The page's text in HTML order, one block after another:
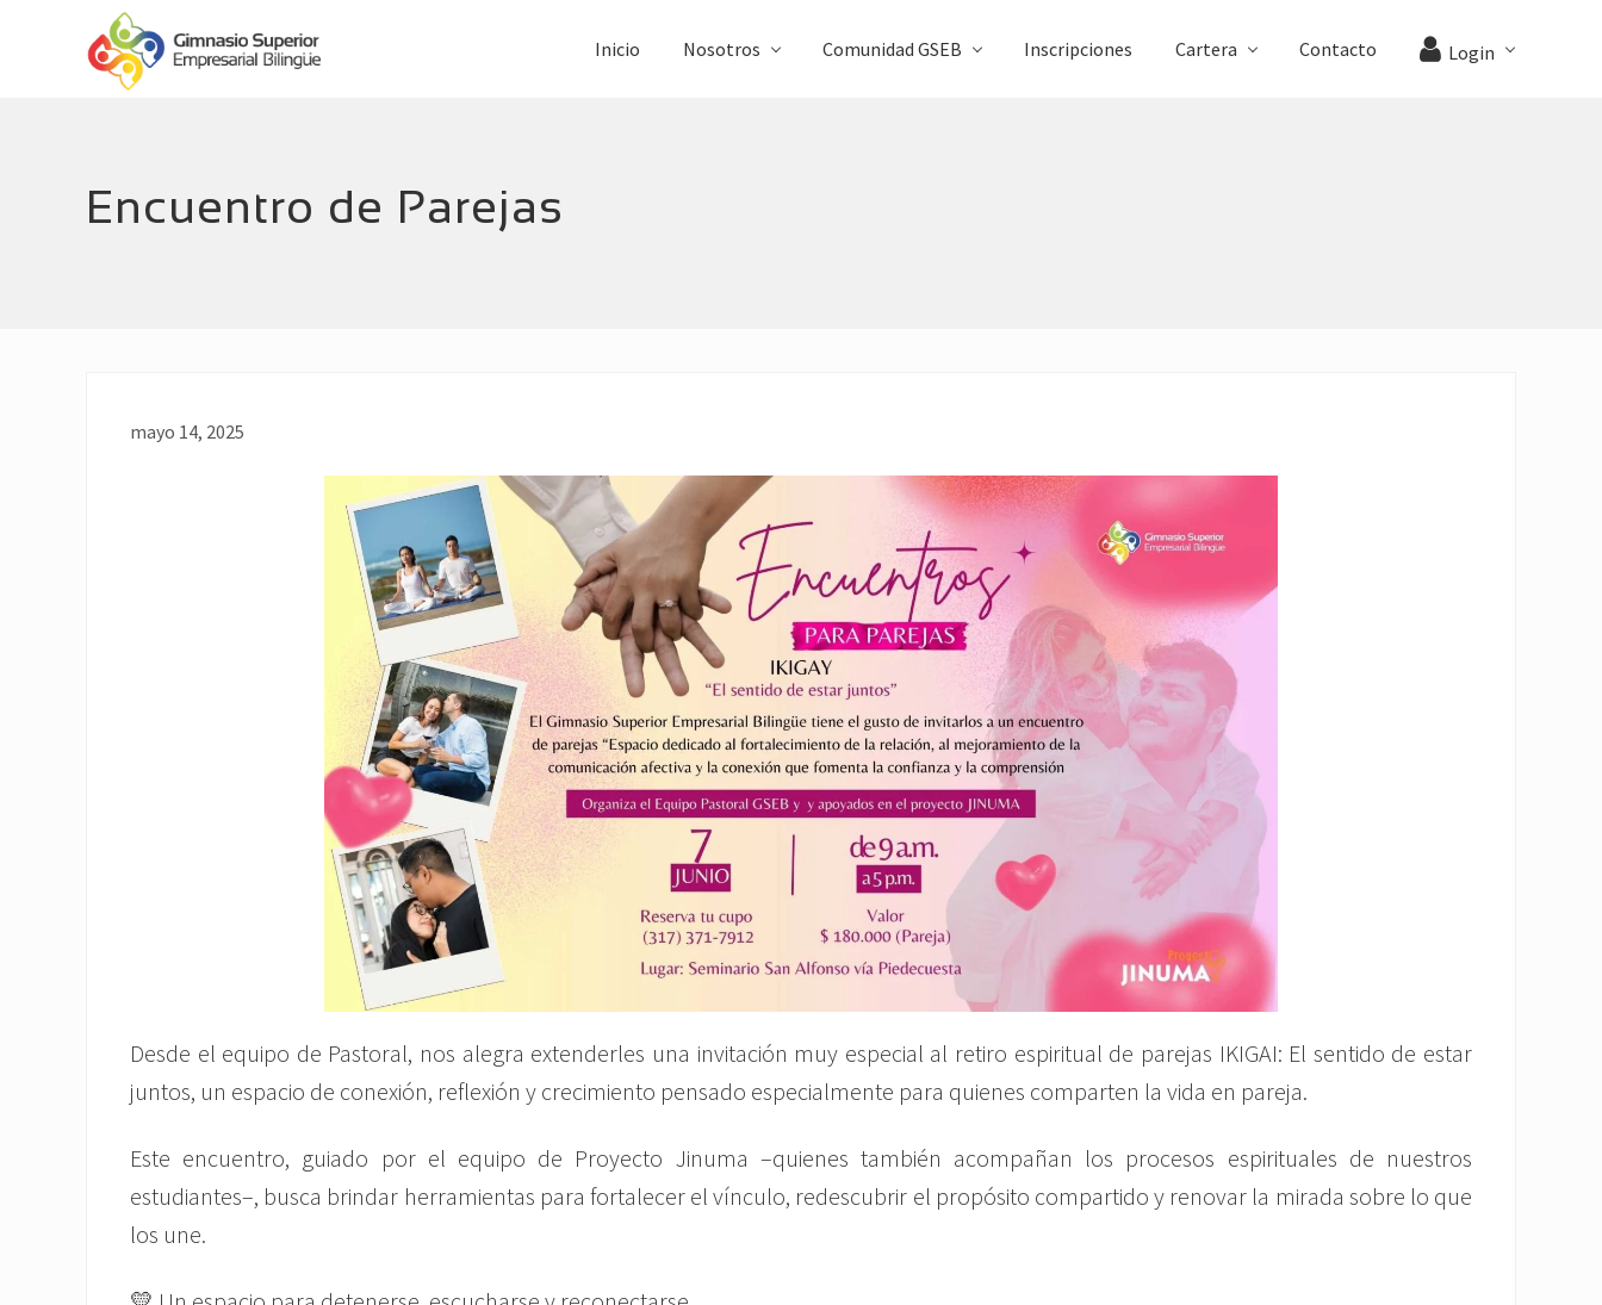
Inicio Nosotros Comunidad GSEB Inscripciones Cartera Contacto Login
Encuentro de Parejas
mayo 14, 2025
Desde el equipo de Pastoral, nos alegra extenderles una invitación muy especial al retiro espiritual de parejas IKIGAI: El sentido de estar
juntos, un espacio de conexión, reflexión y crecimiento pensado especialmente para quienes comparten la vida en pareja.
Este encuentro, guiado por el equipo de Proyecto Jinuma –quienes también acompañan los procesos espirituales de nuestros
estudiantes–, busca brindar herramientas para fortalecer el vínculo, redescubrir el propósito compartido y renovar la mirada sobre lo que
los une.